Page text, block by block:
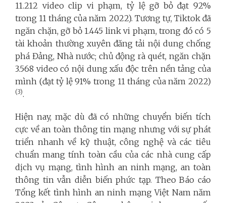
11.212 video clip vi phạm, tỷ lệ gỡ bỏ đạt 92%
trong 11 tháng của năm 2022). Tương tự, Tiktok đã
ngăn chặn, gỡ bỏ 1.445 link vi phạm, trong đó có 5
tài khoản thường xuyên đăng tải nội dung chống
phá Đảng, Nhà nước; chủ động rà quét, ngăn chặn
3.568 video có nội dung xấu độc trên nền tảng của
mình (đạt tỷ lệ 91% trong 11 tháng của năm 2022)
(3).
Hiện nay, mặc dù đã có những chuyển biến tích
cực về an toàn thông tin mạng nhưng với sự phát
triển nhanh về kỹ thuật, công nghệ và các tiêu
chuẩn mang tính toàn cầu của các nhà cung cấp
dịch vụ mạng, tình hình an ninh mạng, an toàn
thông tin vẫn diễn biến phức tạp. Theo Báo cáo
Tổng kết tình hình an ninh mạng Việt Nam năm